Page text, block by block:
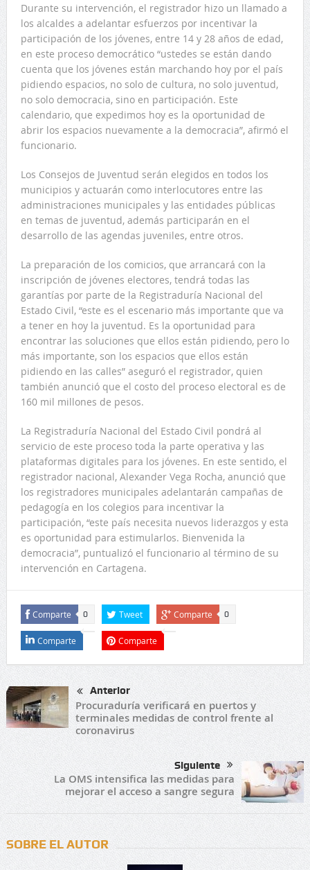
Durante su intervención, el registrador hizo un llamado a
los alcaldes a adelantar esfuerzos por incentivar la
participación de los jóvenes, entre 14 y 28 años de edad,
en este proceso democrático “ustedes se están dando
cuenta que los jóvenes están marchando hoy por el país
pidiendo espacios, no solo de cultura, no solo juventud,
no solo democracia, sino en participación. Este
calendario, que expedimos hoy es la oportunidad de
abrir los espacios nuevamente a la democracia”, afirmó el
funcionario.
Los Consejos de Juventud serán elegidos en todos los
municipios y actuarán como interlocutores entre las
administraciones municipales y las entidades públicas
en temas de juventud, además participarán en el
desarrollo de las agendas juveniles, entre otros.
La preparación de los comicios, que arrancará con la
inscripción de jóvenes electores, tendrá todas las
garantías por parte de la Registraduría Nacional del
Estado Civil, “este es el escenario más importante que va
a tener en hoy la juventud. Es la oportunidad para
encontrar las soluciones que ellos están pidiendo, pero lo
más importante, son los espacios que ellos están
pidiendo en las calles” aseguró el registrador, quien
también anunció que el costo del proceso electoral es de
160 mil millones de pesos.
La Registraduría Nacional del Estado Civil pondrá al
servicio de este proceso toda la parte operativa y las
plataformas digitales para los jóvenes. En este sentido, el
registrador nacional, Alexander Vega Rocha, anunció que
los registradores municipales adelantarán campañas de
pedagogía en los colegios para incentivar la
participación, “este país necesita nuevos liderazgos y esta
es oportunidad para estimularlos. Bienvenida la
democracia”, puntualizó el funcionario al término de su
intervención en Cartagena.
Comparte 0 Tweet Comparte 0
Comparte Comparte
Anterior
Procuraduría verificará en puertos y
terminales medidas de control frente al
coronavirus
Siguiente
La OMS intensifica las medidas para
mejorar el acceso a sangre segura
SOBRE EL AUTOR